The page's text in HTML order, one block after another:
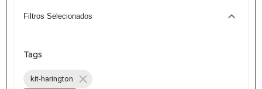
Filtros Selecionados
Tags
kit-harington